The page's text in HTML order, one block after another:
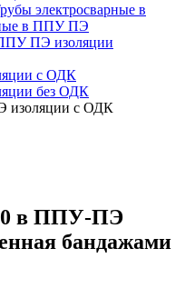
электросварные в
в ППУ ПЭ
ПЭ изоляции
с ОДК
без ОДК
изоляции с ОДК
в ППУ-ПЭ
бандажами